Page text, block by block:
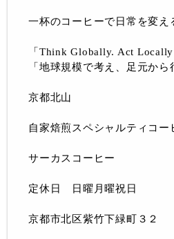
一杯のコーヒーで日常を変え
「Think Globally. Act Locally
「地球規模で考え、足元から
京都北山
自家焙煎スペシャルティコー
サーカスコーヒー
定休日 日曜月曜祝日
京都市北区紫竹下緑町３２